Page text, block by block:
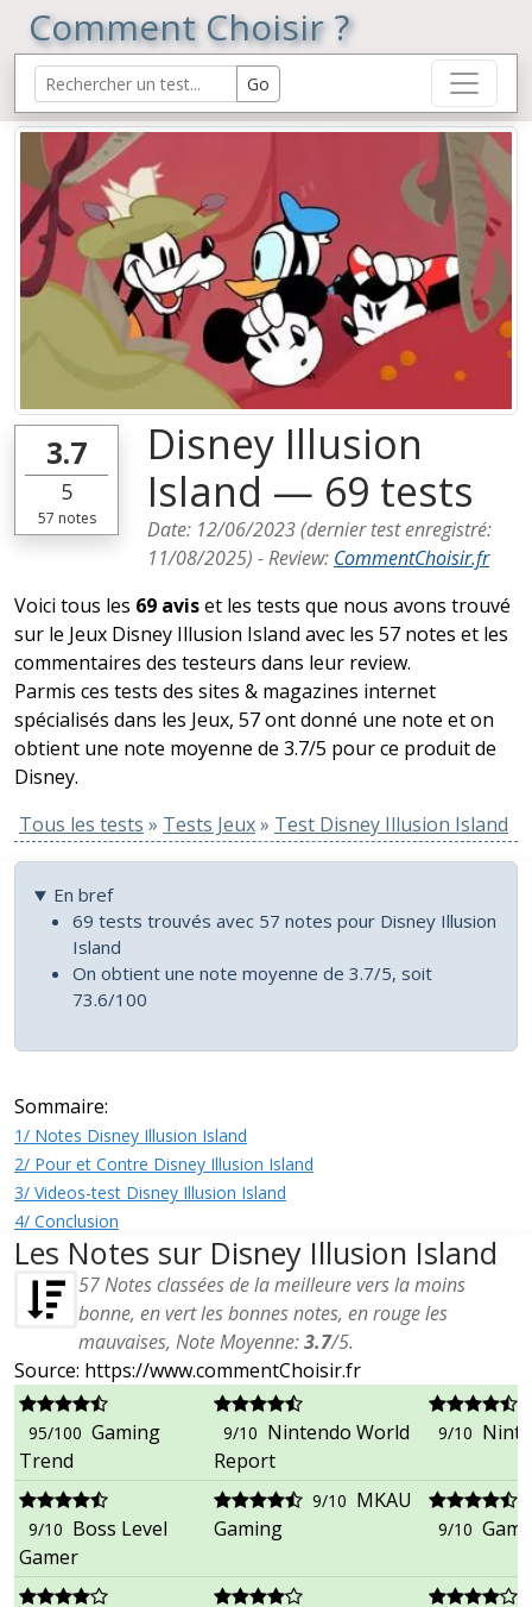
Comment Choisir ?
3.7
5
57 notes
Disney Illusion
Island — 69 tests
Date: 12/06/2023(dernier test enregistré:
11/08/2025) -Review: CommentChoisir.fr
Voici tous les 69 aviset les tests que nous avons trouvé
sur le Jeux Disney Illusion Island avec les 57 notes et les
commentaires des testeurs dans leur review.
Parmis ces tests des sites & magazines internet
spécialisés dans les Jeux, 57 ont donné une note et on
obtient une note moyenne de 3.7/5 pour ce produit de
Disney.
Tous les tests » Tests Jeux» Test Disney Illusion Island
En bref
69 tests trouvés avec 57 notes pour Disney Illusion
Island
On obtient une note moyenne de 3.7/5, soit
73.6/100
Sommaire:
1/ Notes Disney Illusion Island
2/ Pour et Contre Disney Illusion Island
3/ Videos-test Disney Illusion Island
4/ Conclusion
Les Notes sur Disney Illusion Island
57Notes classées de la meilleure vers la moins
bonne, en vert les bonnes notes, en rouge les
mauvaises, Note Moyenne:3.7/5.
Source: https://www.commentChoisir.fr
95/100 Gaming
Trend
9/10 Nintendo World
Report
9/10
9/10 Boss Level
Gamer
9/10 MKAU
Gaming
9/10